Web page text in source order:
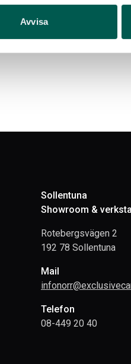
Avvisa
Sollentuna
Showroom &
Rotebergsvägen 2
192 78 Sollentuna
Mail
Telefon
08-449 20 40